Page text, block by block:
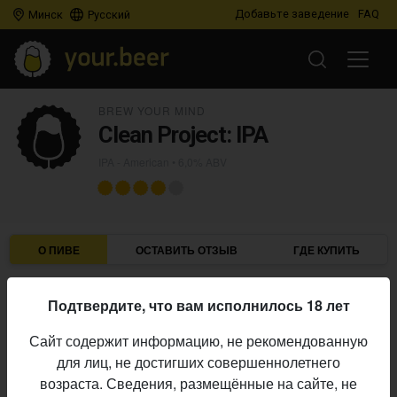
Минск Русский Добавьте заведение FAQ
Clean Project: IPA
О ПИВЕ ОСТАВИТЬ ОТЗЫВ ГДЕ КУПИТЬ
Пивоварня:
Алкоголь:
6,0%
Начало
выпуска:
21.07.2025
Подтвердите, что вам исполнилось 18 лет
Сайт содержит информацию, не рекомендованную
для лиц, не достигших совершеннолетнего
возраста. Сведения, размещённые на сайте, не